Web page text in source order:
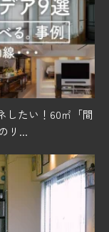
したい！60㎡「間
リ...